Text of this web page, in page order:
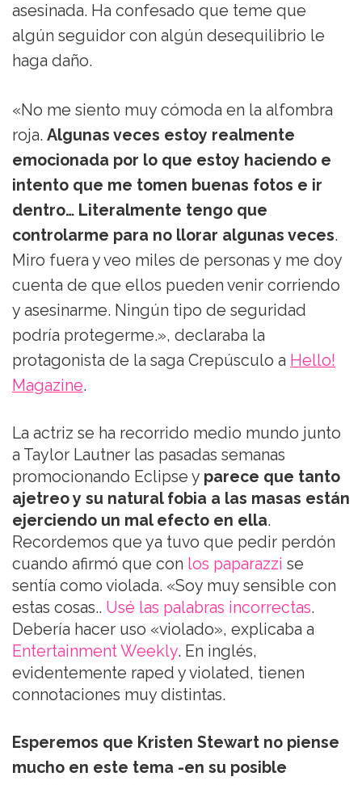
asesinada. Ha confesado que teme que
algún seguidor con algún desequilibrio le
haga daño.
«No me siento muy cómoda en la alfombra
roja. Algunas veces estoy realmente
emocionada por lo que estoy haciendo e
intento que me tomen buenas fotos e ir
dentro… Literalmente tengo que
controlarme para no llorar algunas veces.
Miro fuera y veo miles de personas y me doy
cuenta de que ellos pueden venir corriendo
y asesinarme. Ningún tipo de seguridad
podría protegerme.», declaraba la
protagonista de la saga Crepúsculo a Hello!
Magazine.
La actriz se ha recorrido medio mundo junto
a Taylor Lautner las pasadas semanas
promocionando Eclipse y parece que tanto
ajetreo y su natural fobia a las masas están
ejerciendo un mal efecto en ella.
Recordemos que ya tuvo que pedir perdón
cuando afirmó que con los paparazzi se
sentía como violada. «Soy muy sensible con
estas cosas.. Usé las palabras incorrectas.
Debería hacer uso «violado», explicaba a
Entertainment Weekly. En inglés,
evidentemente raped y violated, tienen
connotaciones muy distintas.
Esperemos que Kristen Stewart no piense
mucho en este tema -en su posible